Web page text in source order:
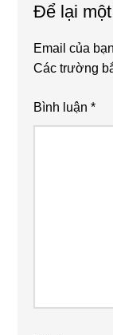
Interactions
Để lại
Email của
Các trường
Bình luận*